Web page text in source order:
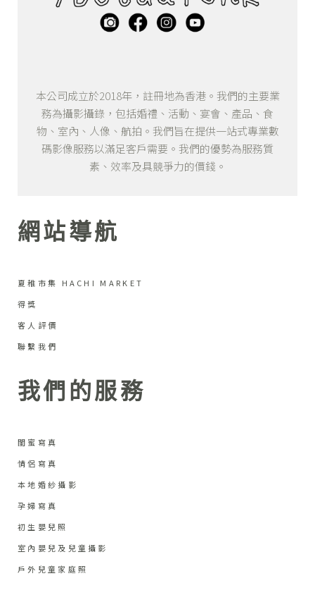
本公司成立於2018年，註冊地為香港。我們的主要業
務為攝影攝錄，包括婚禮、活動、宴會、產品、食
物、室內、人像、航拍。我們旨在提供一站式專業數
碼影像服務以滿足客戶需要。我們的優勢為服務質
素、效率及具競爭力的價錢。
網站導航
夏稚市集 HACHI MARKET
得獎
客人評價
聯繫我們
我們的服務
閨蜜寫真
情侶寫真
本地婚紗攝影
孕婦寫真
初生嬰兒照
室內嬰兒及兒童攝影
戶外兒童家庭照